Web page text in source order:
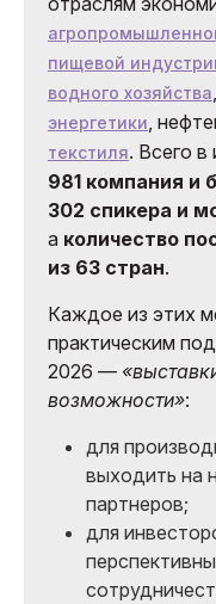
пищевой
водного хозяйства
энергетики ,
текстиля. Всего в
981 компания и
302 спикера и
а количество
из 63 стран.
Каждое из этих
практическим
2026 —
возможности»:
для
выходить на
партнеров;
для